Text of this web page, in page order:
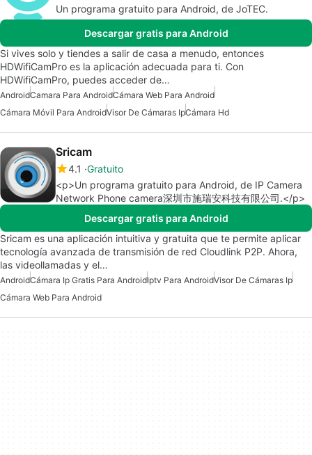
Un programa gratuito para Android, de JoTEC.
Descargar gratis para Android
Si vives solo y tiendes a salir de casa a menudo, entonces
HDWifiCamPro es la aplicación adecuada para ti. Con
HDWifiCamPro, puedes acceder de…
AndroidCamara Para AndroidCámara Web Para Android
Cámara Móvil Para AndroidVisor De Cámaras IpCámara Hd
Sricam
4.1 Gratuito
<p>Un programa gratuito para Android, de IP Camera
Network Phone camera深圳市施瑞安科技有限公司.</p>
Descargar gratis para Android
Sricam es una aplicación intuitiva y gratuita que te permite aplicar
tecnología avanzada de transmisión de red Cloudlink P2P. Ahora,
las videollamadas y el…
AndroidCámara Ip Gratis Para AndroidIptv Para AndroidVisor De Cámaras Ip
Cámara Web Para Android